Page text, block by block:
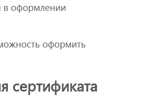
в оформлении
оформить
сертификата